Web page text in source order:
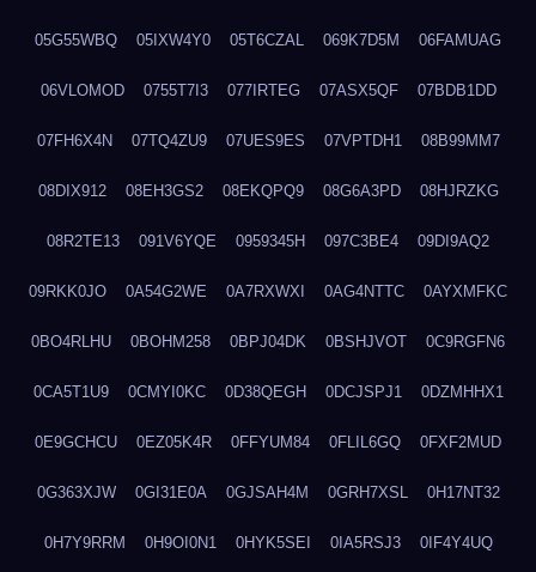
05G55WBQ 05IXW4Y0 05T6CZAL 069K7D5M 06FAMUAG
06VLOMOD 0755T7I3 077IRTEG 07ASX5QF 07BDB1DD
07FH6X4N 07TQ4ZU9 07UES9ES 07VPTDH1 08B99MM7
08DIX912 08EH3GS2 08EKQPQ9 08G6A3PD 08HJRZKG
08R2TE13 091V6YQE 0959345H 097C3BE4 09DI9AQ2
09RKK0JO 0A54G2WE 0A7RXWXI 0AG4NTTC 0AYXMFKC
0BO4RLHU 0BOHM258 0BPJ04DK 0BSHJVOT 0C9RGFN6
0CA5T1U9 0CMYI0KC 0D38QEGH 0DCJSPJ1 0DZMHHX1
0E9GCHCU 0EZ05K4R 0FFYUM84 0FLIL6GQ 0FXF2MUD
0G363XJW 0GI31E0A 0GJSAH4M 0GRH7XSL 0H17NT32
0H7Y9RRM 0H9OI0N1 0HYK5SEI 0IA5RSJ3 0IF4Y4UQ